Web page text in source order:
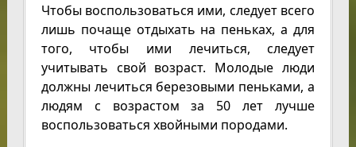
Чтобы воспользоваться ими, следует всего
лишь почаще отдыхать на пеньках, а для
того, чтобы ими лечиться, следует
учитывать свой возраст. Молодые люди
должны лечиться березовыми пеньками, а
людям с возрастом за 50 лет лучше
воспользоваться хвойными породами.